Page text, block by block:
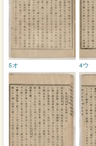
4ウ
5オ